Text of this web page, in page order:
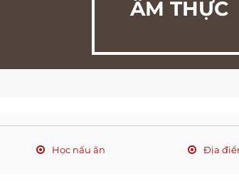
ẨM THỰC
Học nấu ăn Địa